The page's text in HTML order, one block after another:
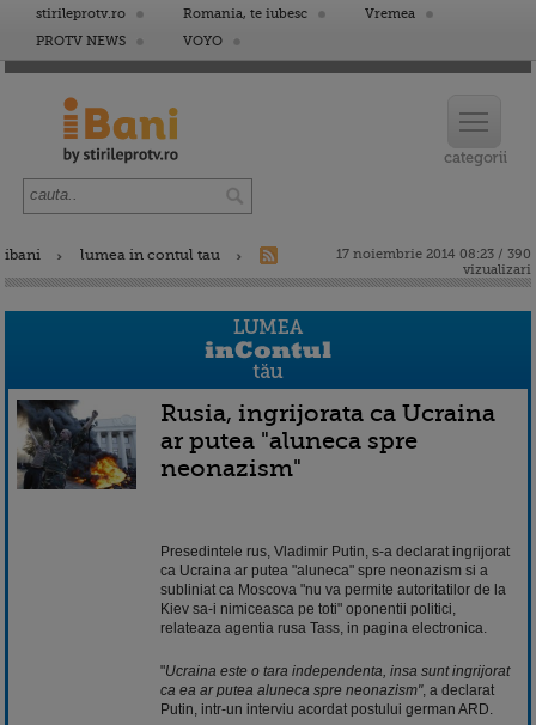
stirileprotv.ro Romania, te iubesc
Vremea
PROTV NEWS
VOYO
ibani lumea in contul tau
17 noiembrie 2014 08:23 / 390
vizualizari
Rusia, ingrijorata ca Ucraina
ar putea "aluneca spre
neonazism"
Presedintele rus, Vladimir Putin, s-a declarat ingrijorat
ca Ucraina ar putea "aluneca" spre neonazism si a
subliniat ca Moscova "nu va permite autoritatilor de la
Kiev sa-i nimiceasca pe toti" oponentii politici,
relateaza agentia rusa Tass, in pagina electronica.
"Ucraina este o tara independenta, insa sunt ingrijorat
ca ea ar putea aluneca spre neonazism", a declarat
Putin, intr-un interviu acordat postului german ARD.